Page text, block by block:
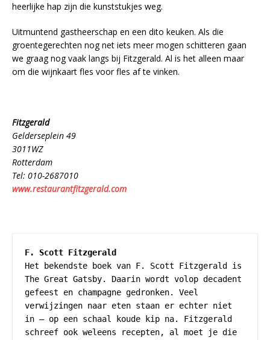
heerlijke hap zijn die kunststukjes weg.
Uitmuntend gastheerschap en een dito keuken. Als die
groentegerechten nog net iets meer mogen schitteren gaan
we graag nog vaak langs bij Fitzgerald. Al is het alleen maar
om die wijnkaart fles voor fles af te vinken.
Fitzgerald
Gelderseplein 49
3011WZ
Rotterdam
Tel: 010-2687010
www.restaurantfitzgerald.com
F. Scott Fitzgerald
Het bekendste boek van F. Scott Fitzgerald is
The Great Gatsby. Daarin wordt volop decadent
gefeest en champagne gedronken. Veel
verwijzingen naar eten staan er echter niet
in – op een schaal koude kip na. Fitzgerald
schreef ook weleens recepten, al moet je die